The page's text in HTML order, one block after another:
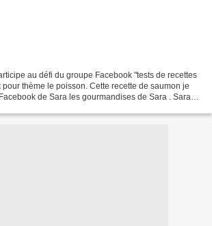
au défi du groupe Facebook "tests de recettes
thème le poisson. Cette recette de saumon je
de Sara les gourmandises de Sara . Sara